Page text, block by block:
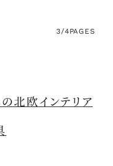
3/4PAGES
北欧インテリア